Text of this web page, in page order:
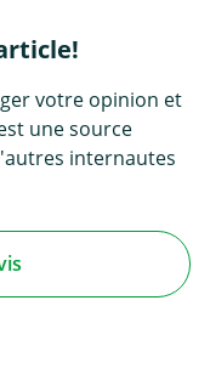
votre opinion et
une source
internautes